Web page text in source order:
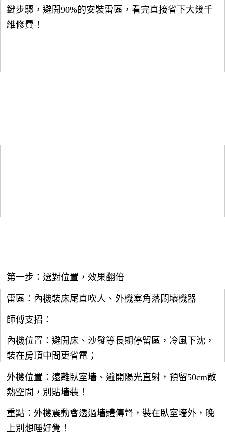
鍵步驟，避開90%的安裝雷區，看完直接省下大幾千
維修費！
第一步：選對位置，效果翻倍
雷區：內機裝床尾直吹人、外機塞角落悶壞機器
師傅支招：
內機位置：避開床、沙發等長期停留區，冷風下沈，
裝在房頂中間更省電；
外機位置：遠離臥室墻、避開陽光直射，預留50cm散
熱空間，別貼墻裝！
重點：外機震動會透過墻體傳聲，裝在臥室墻外，晚
上別想睡好覺！